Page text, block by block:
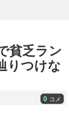
貧乏ラン
りつけな
0 コメ